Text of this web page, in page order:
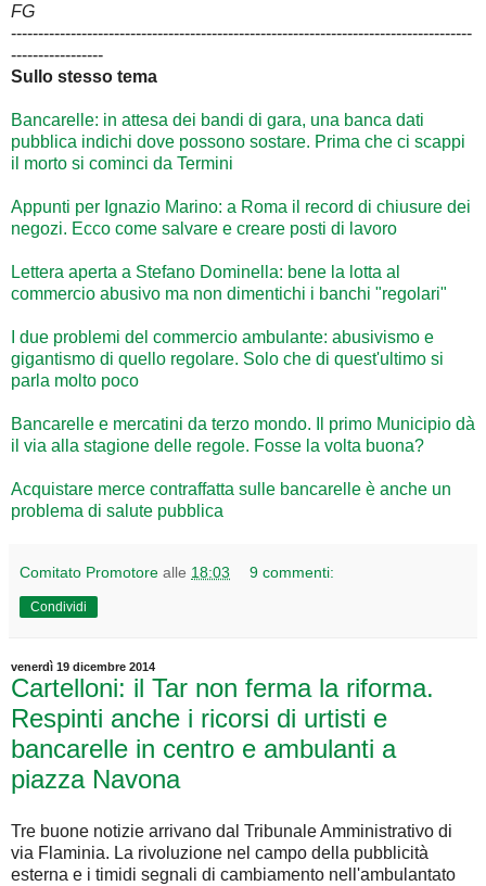
FG
-------------------------------------------------------------------------------------
-----------------
Sullo stesso tema
Bancarelle: in attesa dei bandi di gara, una banca dati
pubblica indichi dove possono sostare. Prima che ci scappi
il morto si cominci da Termini
Appunti per Ignazio Marino: a Roma il record di chiusure dei
negozi. Ecco come salvare e creare posti di lavoro
Lettera aperta a Stefano Dominella: bene la lotta al
commercio abusivo ma non dimentichi i banchi "regolari"
I due problemi del commercio ambulante: abusivismo e
gigantismo di quello regolare. Solo che di quest'ultimo si
parla molto poco
Bancarelle e mercatini da terzo mondo. Il primo Municipio dà
il via alla stagione delle regole. Fosse la volta buona?
Acquistare merce contraffatta sulle bancarelle è anche un
problema di salute pubblica
Comitato Promotore alle 18:03 9 commenti:
Condividi
venerdì 19 dicembre 2014
Cartelloni: il Tar non ferma la riforma.
Respinti anche i ricorsi di urtisti e
bancarelle in centro e ambulanti a
piazza Navona
Tre buone notizie arrivano dal Tribunale Amministrativo di
via Flaminia. La rivoluzione nel campo della pubblicità
esterna e i timidi segnali di cambiamento nell'ambulantato